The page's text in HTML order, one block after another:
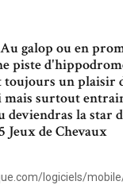
galop ou en
piste
toujours un plaisir
mais surtout
deviendras la star
Jeux de Chevaux
logiciels/